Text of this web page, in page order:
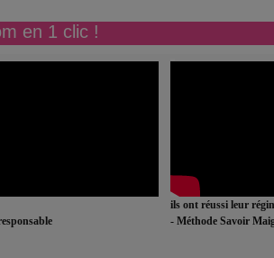
en 1 clic !
ils ont réussi leur
- Méthode Savoir